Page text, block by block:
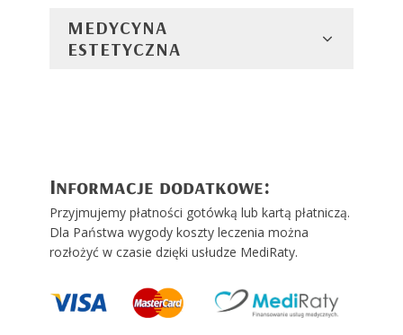
MEDYCYNA
ESTETYCZNA
Informacje dodatkowe:
Przyjmujemy płatności gotówką lub kartą płatniczą.
Dla Państwa wygody koszty leczenia można
rozłożyć w czasie dzięki usłudze MediRaty.